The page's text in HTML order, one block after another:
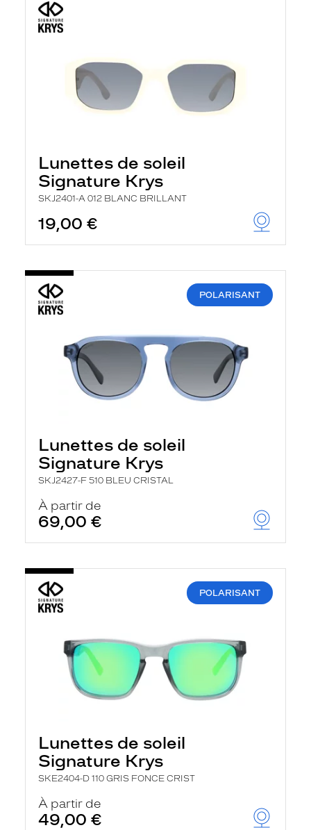
Lunettes de soleil
Signature Krys
SKJ2401-A 012 BLANC BRILLANT
19,00 €
POLARISANT
Lunettes de soleil
Signature Krys
SKJ2427-F 510 BLEU CRISTAL
À partir de
69,00 €
POLARISANT
Lunettes de soleil
Signature Krys
SKE2404-D 110 GRIS FONCE CRIST
À partir de
49,00 €